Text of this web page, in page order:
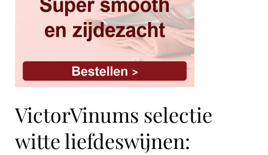
VictorVinums selectie
witte liefdeswijnen: